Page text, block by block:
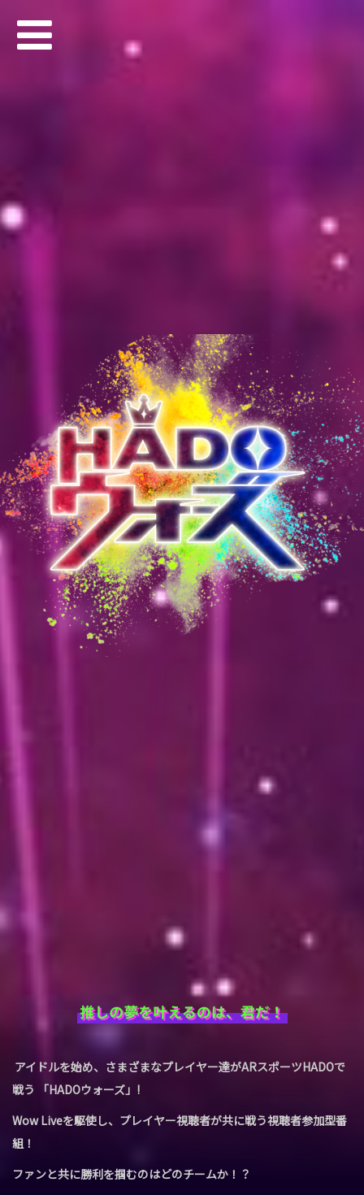
アイドルを始め、さまざまなプレイヤー達がARスポーツHADOで
戦う 「HADOウォーズ」!
Wow Liveを駆使し、プレイヤー視聴者が共に戦う視聴者参加型番
組！
ファンと共に勝利を掴むのはどのチームか！？